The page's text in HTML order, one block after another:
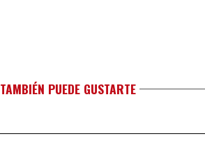
TAMBIÉN PUEDE GUSTARTE